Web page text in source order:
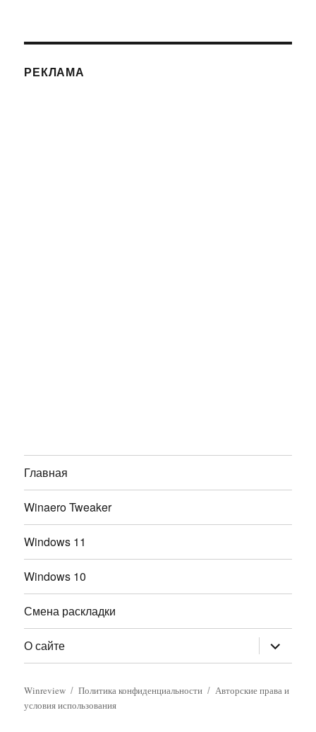
РЕКЛАМА
Главная
Winaero Tweaker
Windows 11
Windows 10
Смена раскладки
О сайте раскрыть
дочернее
меню
Winreview Политика конфиденциальности
Авторские права и
условия использования